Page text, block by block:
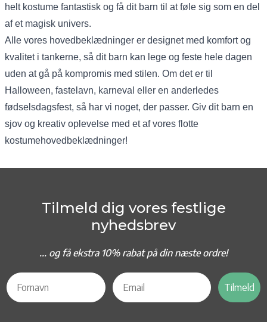
helt kostume fantastisk og få dit barn til at føle sig som en del
af et magisk univers.
Alle vores hovedbeklædninger er designet med komfort og
kvalitet i tankerne, så dit barn kan lege og feste hele dagen
uden at gå på kompromis med stilen. Om det er til
Halloween, fastelavn, karneval eller en anderledes
fødselsdagsfest, så har vi noget, der passer. Giv dit barn en
sjov og kreativ oplevelse med et af vores flotte
kostumehovedbeklædninger!
Tilmeld dig vores festlige
nyhedsbrev
... og få ekstra 10% rabat på din næste ordre!
Tilmeld